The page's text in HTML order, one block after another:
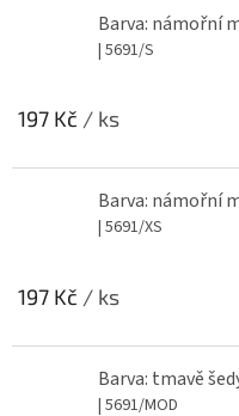
Barva: námořní
| 5691/S
197 Kč / ks
Barva: námořní
| 5691/XS
197 Kč / ks
Barva: tmavě
| 5691/MOD